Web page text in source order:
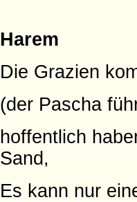
Harem
Die Grazien
(der Pascha
hoffentlich
Sand,
Es kann nur